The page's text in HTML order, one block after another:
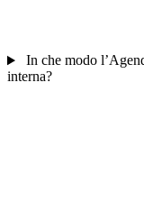
In che modo
interna?